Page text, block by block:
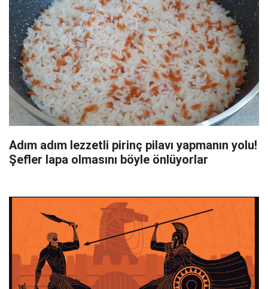
Adım adım lezzetli pirinç pilavı yapmanın yolu!
Şefler lapa olmasını böyle önlüyorlar